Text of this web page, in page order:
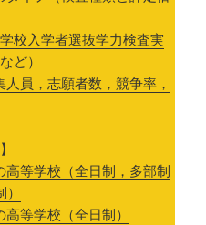
校入学者選抜学力検査実
ど）
員，志願者数，競争率，
等学校（全日制，多部制
等学校（全日制）